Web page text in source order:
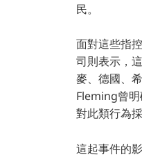
民。
面對這些指
司則表示，
麥、德國、
Fleming曾
對此類行為
這起事件的